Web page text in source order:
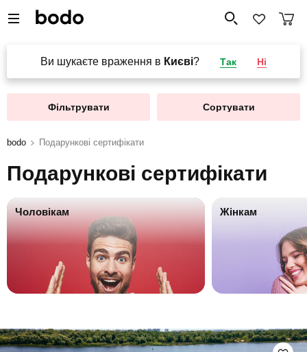
Ви шукаєте враження в Києві? Так Ні
Фільтрувати Сортувати
bodo Подарункові сертифікати
Подарункові сертифікати
Чоловікам Жінкам